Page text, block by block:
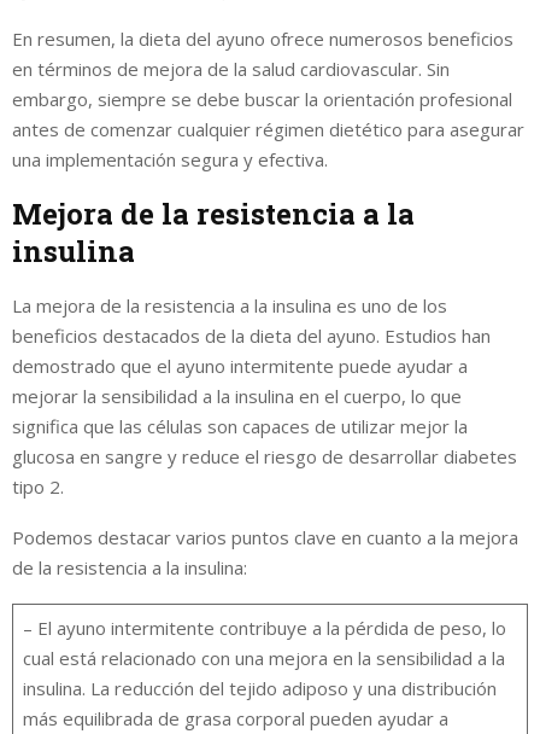
En resumen, la dieta del ayuno ofrece numerosos beneficios
en términos de mejora de la salud cardiovascular. Sin
embargo, siempre se debe buscar la orientación profesional
antes de comenzar cualquier régimen dietético para asegurar
una implementación segura y efectiva.
Mejora de la resistencia a la
insulina
La mejora de la resistencia a la insulina es uno de los
beneficios destacados de la dieta del ayuno. Estudios han
demostrado que el ayuno intermitente puede ayudar a
mejorar la sensibilidad a la insulina en el cuerpo, lo que
significa que las células son capaces de utilizar mejor la
glucosa en sangre y reduce el riesgo de desarrollar diabetes
tipo 2.
Podemos destacar varios puntos clave en cuanto a la mejora
de la resistencia a la insulina:
– El ayuno intermitente contribuye a la pérdida de peso, lo
cual está relacionado con una mejora en la sensibilidad a la
insulina. La reducción del tejido adiposo y una distribución
más equilibrada de grasa corporal pueden ayudar a